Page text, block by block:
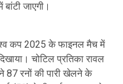
जाएगी।
कप 2025 के फाइनल मैच में
चोटिल प्रतिका रावल
87 रनों की पारी खेलने के